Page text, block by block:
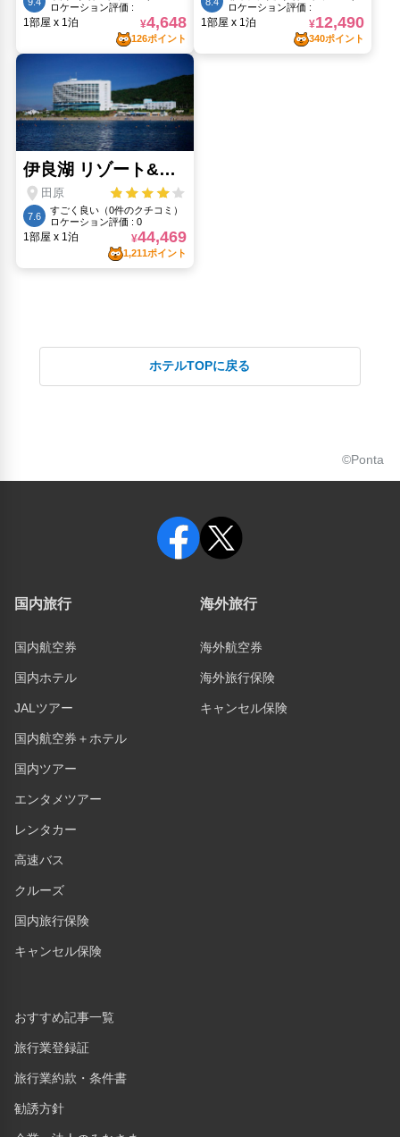
ホテルTOPに戻る
©Ponta
国内旅行
国内航空券
国内ホテル
JALツアー
国内航空券＋ホテル
国内ツアー
エンタメツアー
レンタカー
高速バス
クルーズ
国内旅行保険
キャンセル保険
海外旅行
海外航空券
海外旅行保険
キャンセル保険
おすすめ記事一覧
旅行業登録証
旅行業約款・条件書
勧誘方針